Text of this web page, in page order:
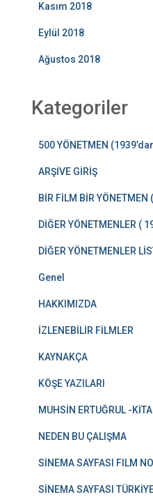
Kasım 2018
Eylül 2018
Ağustos 2018
Kategoriler
500 YÖNETMEN
ARŞİVE GİRİŞ
BİR FİLM BİR YÖNETMEN
DİĞER YÖNETMENLER (
DİĞER YÖNETMENLER
Genel
HAKKIMIZDA
İZLENEBİLİR FİLMLER
KAYNAKÇA
KÖŞE YAZILARI
MUHSİN ERTUĞRUL -
NEDEN BU ÇALIŞMA
SİNEMA SAYFASI FILM
SİNEMA SAYFASI